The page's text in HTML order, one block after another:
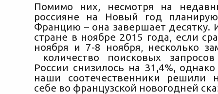
Помимо них, несмотря на
россияне на Новый год
Францию – она завершает десятку.
стране в ноябре 2015 года, если
ноября и 7-8 ноября, несколько
количество поисковых
России снизилось на 31,4%,
наши соотечественники решили
себе во французской новогодней